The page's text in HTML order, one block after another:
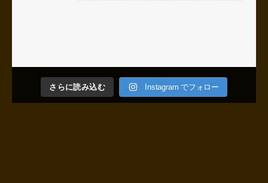
さらに読み込む Instagram でフォロー